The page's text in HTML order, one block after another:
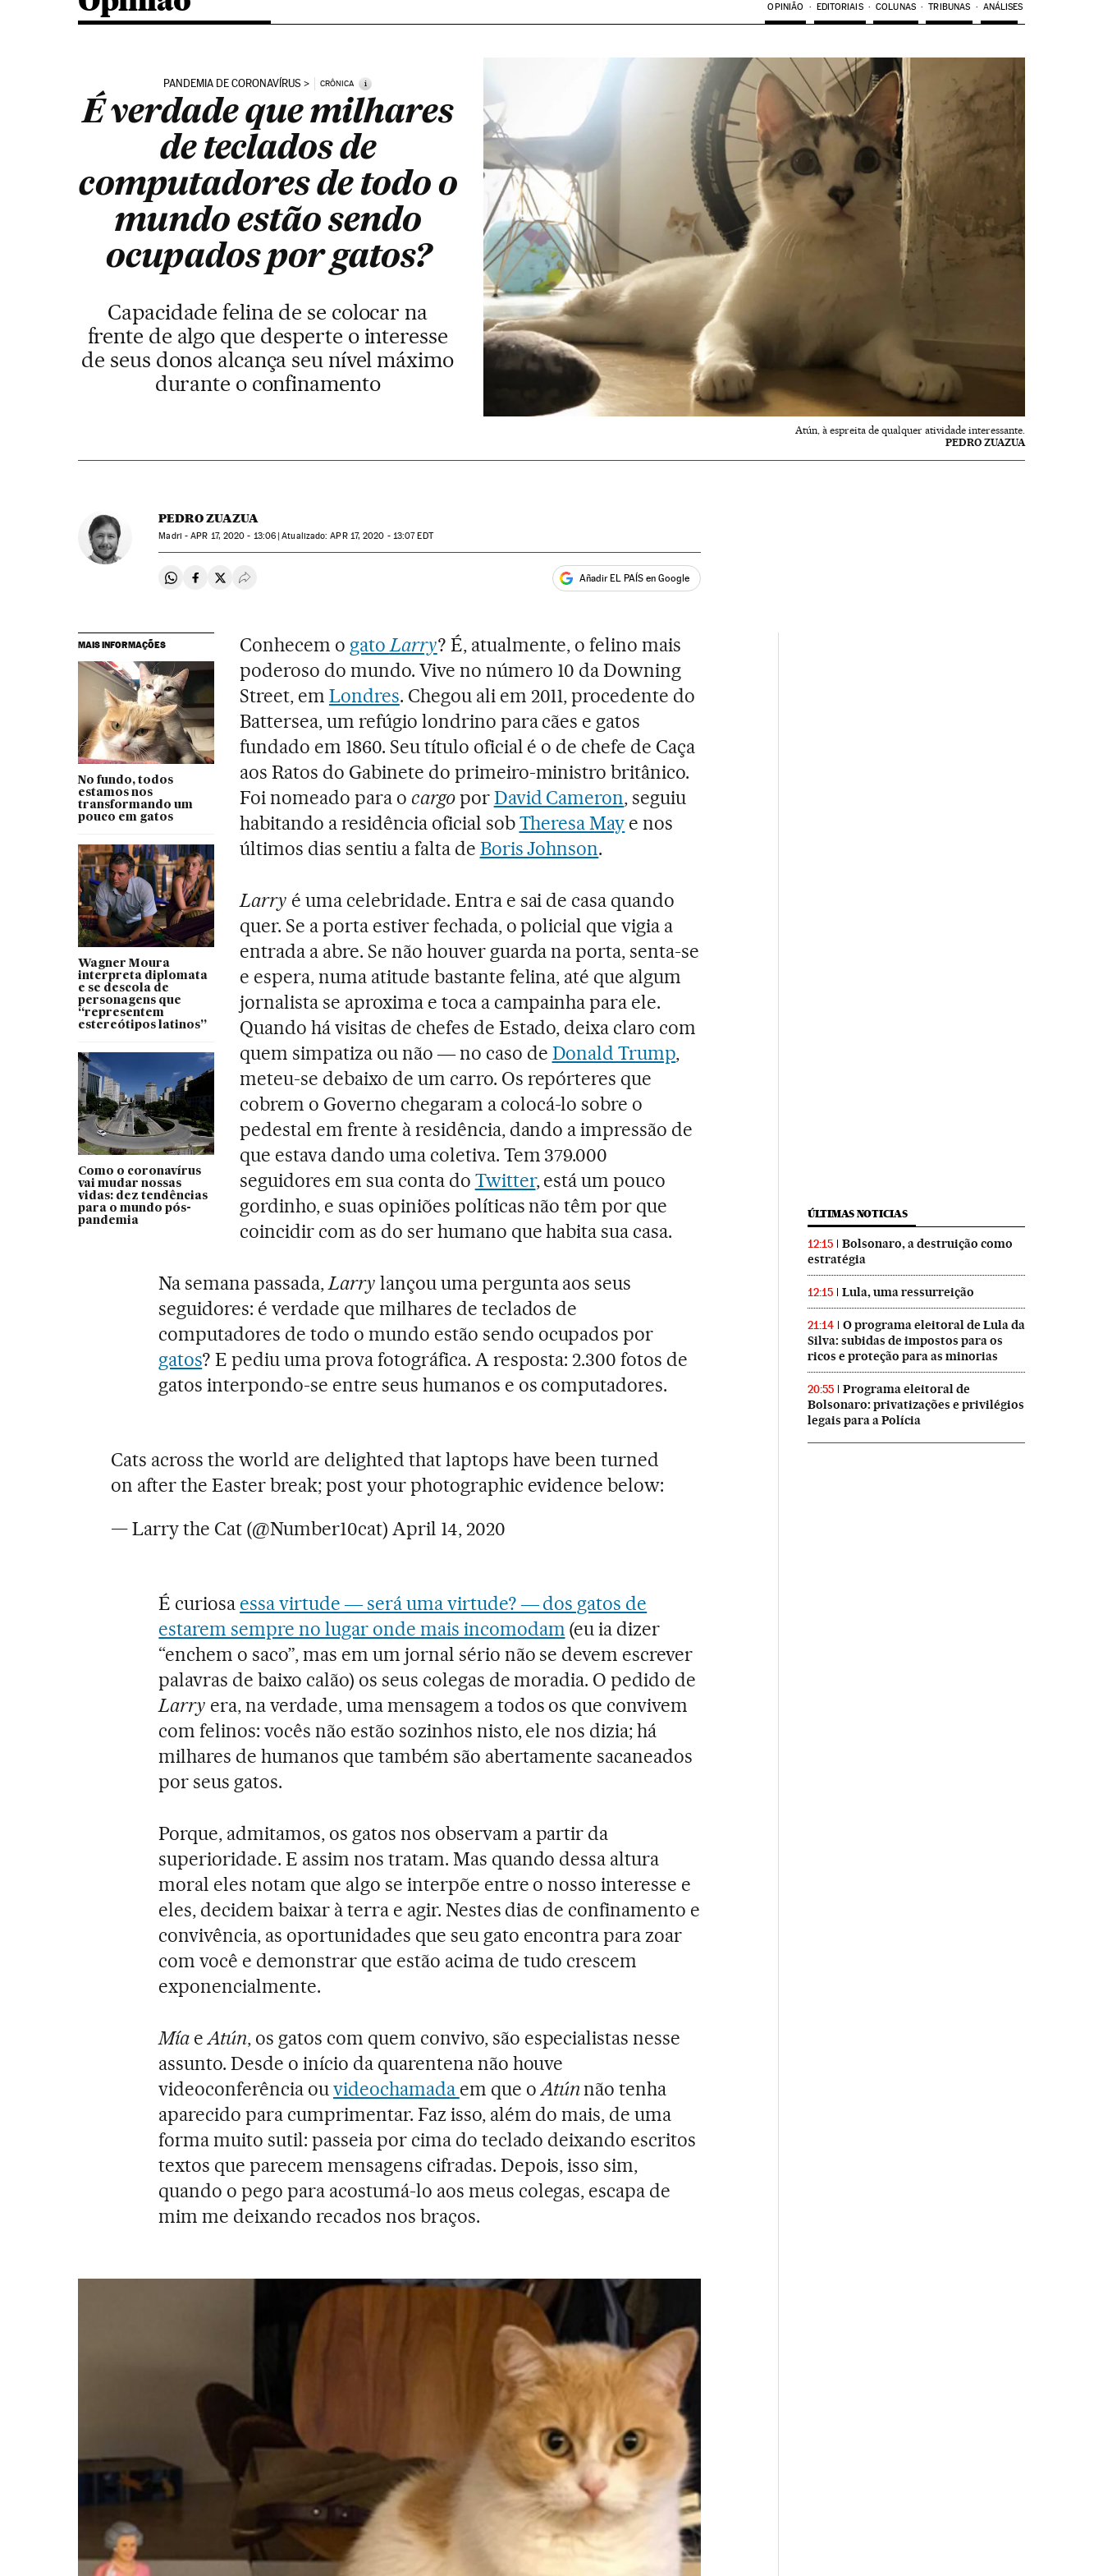
OPINIÃO EDITORIAIS COLUNAS TRIBUNAS ANÁLISES
PANDEMIA DE CORONAVÍRUS CRÔNICA i
É verdade que milhares
de teclados de
computadores de todo o
mundo estão sendo
ocupados por gatos?
Capacidade felina de se colocar na
frente de algo que desperte o interesse
de seus donos alcança seu nível máximo
durante o confinamento
Atún, à espreita de qualquer atividade interessante.
PEDRO ZUAZUA
PEDRO ZUAZUA
Madri -APR 17, 2020 - 13:06 atualizado: APR17, 2020 - 13:07EDT
Compartir en Whatsapp
Compartir en Facebook
Compartir en Twitter
Desplegar Redes Sociales Añadir EL PAÍS en Google
MAIS INFORMAÇÕES
No fundo, todos
estamos nos
transformando um
pouco em gatos
Wagner Moura
interpreta diplomata
e se descola de
personagens que
“representem
estereótipos latinos”
Como o coronavírus
vai mudar nossas
vidas: dez tendências
para o mundo pós-
pandemia
Conhecem o gatoLarry? É, atualmente, o felino mais
poderoso do mundo. Vive no número 10 da Downing
Street, em Londres. Chegou ali em 2011, procedente do
Battersea, um refúgio londrino para cães e gatos
fundado em 1860. Seu título oficial é o de chefe de Caça
aos Ratos do Gabinete do primeiro-ministro britânico.
Foi nomeado para o cargoporDavid Cameron, seguiu
habitando a residência oficial sobTheresa May e nos
últimos dias sentiu a falta de Boris Johnson.
Larry é uma celebridade. Entra e sai de casa quando
quer. Se a porta estiver fechada, o policial que vigia a
entrada a abre. Se não houver guarda na porta, senta-se
e espera, numa atitude bastante felina, até que algum
jornalista se aproxima e toca a campainha para ele.
Quando há visitas de chefes de Estado, deixa claro com
quem simpatiza ou não ― no caso de Donald Trump,
meteu-se debaixo de um carro. Os repórteres que
cobrem o Governo chegaram a colocá-lo sobre o
pedestal em frente à residência, dando a impressão de
que estava dando uma coletiva. Tem 379.000
seguidores em sua conta do Twitter, está um pouco
gordinho, e suas opiniões políticas não têm por que
coincidir com as do ser humano que habita sua casa.
Na semana passada,Larry lançou uma pergunta aos seus
seguidores: é verdade que milhares de teclados de
computadores de todo o mundo estão sendo ocupados por
gatos? E pediu uma prova fotográfica. A resposta: 2.300 fotos de
gatos interpondo-se entre seus humanos e os computadores.
Cats across the world are delighted that laptops have been turned
on after the Easter break; post your photographic evidence below:
— Larry the Cat (@Number10cat) April 14, 2020
É curiosa essa virtude ― será uma virtude? ― dos gatos de
estarem sempre no lugar onde mais incomodam (eu ia dizer
“enchem o saco”, mas em um jornal sério não se devem escrever
palavras de baixo calão) os seus colegas de moradia. O pedido de
Larry era, na verdade, uma mensagem a todos os que convivem
com felinos: vocês não estão sozinhos nisto, ele nos dizia; há
milhares de humanos que também são abertamente sacaneados
por seus gatos.
Porque, admitamos, os gatos nos observam a partir da
superioridade. E assim nos tratam. Mas quando dessa altura
moral eles notam que algo se interpõe entre o nosso interesse e
eles, decidem baixar à terra e agir. Nestes dias de confinamento e
convivência, as oportunidades que seu gato encontra para zoar
com você e demonstrar que estão acima de tudo crescem
exponencialmente.
Mía eAtún, os gatos com quem convivo, são especialistas nesse
assunto. Desde o início da quarentena não houve
videoconferência ouvideochamada em que oAtúnnão tenha
aparecido para cumprimentar. Faz isso, além do mais, de uma
forma muito sutil: passeia por cima do teclado deixando escritos
textos que parecem mensagens cifradas. Depois, isso sim,
quando o pego para acostumá-lo aos meus colegas, escapa de
mim me deixando recados nos braços.
ÚLTIMAS NOTICIAS
12:15
Bolsonaro, a destruição como
estratégia
12:15 Lula, uma ressurreição
21:14
O programa eleitoral de Lula da
Silva: subidas de impostos para os
ricos e proteção para as minorias
20:55
Programa eleitoral de
Bolsonaro: privatizações e privilégios
legais para a Polícia